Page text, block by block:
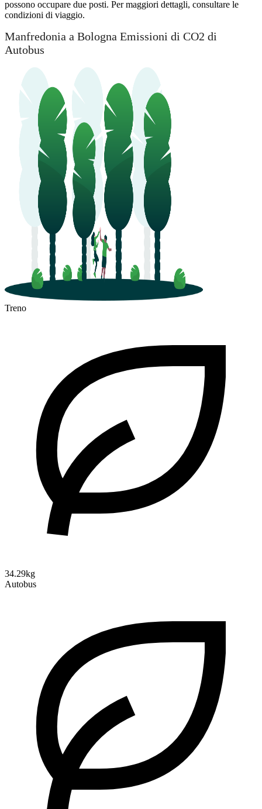
possono occupare due posti. Per maggiori dettagli, consultare le
condizioni di viaggio.
Manfredonia a Bologna Emissioni di CO2 di
Autobus
Treno
34.29kg
Autobus